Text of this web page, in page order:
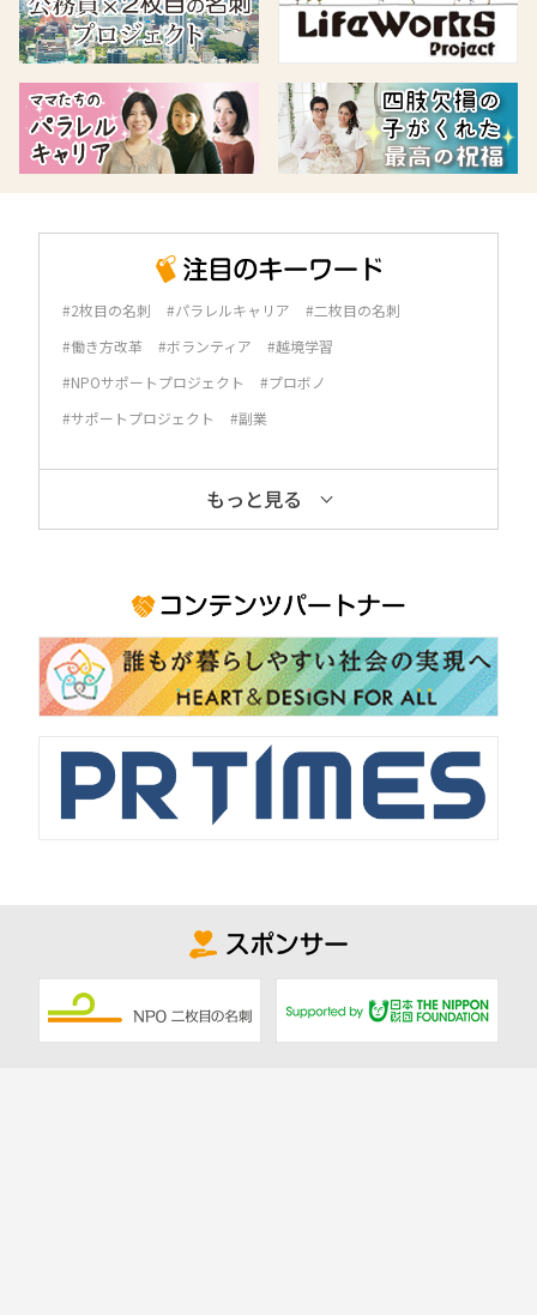
#2枚目の名刺 #パラレルキャリア
#二枚目の名刺
#働き方改革
#ボランティア
#越境学習
#NPOサポートプロジェクト
#プロボノ
#サポートプロジェクト
#副業
もっと見る